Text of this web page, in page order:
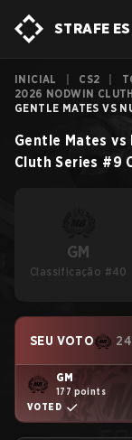
STRAFE
INICIAL CS2
2026 NODWIN
GENTLE MATES VS
Gentle Mates vs
Cluth Series #9
GM
Classificação #40
SEU VOTO
GM
177 points
VOTED